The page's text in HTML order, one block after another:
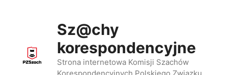
Sz@chy
korespondencyjne
Strona internetowa Komisji Szachów